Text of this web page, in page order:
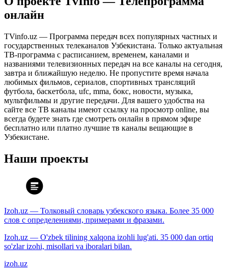
онлайн
TVinfo.uz — Программа передач всех популярных частных и
государственных телеканалов Узбекистана. Только актуальная
ТВ-программа с расписанием, временем, каналами и
названиями телевизионных передач на все каналы на сегодня,
завтра и ближайшую неделю. Не пропустите время начала
любимых фильмов, сериалов, спортивных трансляций
футбола, баскетбола, ufc, mma, бокс, новости, музыка,
мультфильмы и другие передачи. Для вашего удобства на
сайте все ТВ каналы имеют ссылку на просмотр online, вы
всегда будете знать где смотреть онлайн в прямом эфире
бесплатно или платно лучшие тв каналы вещающие в
Узбекистане.
Наши проекты
Izoh.uz — Толковый словарь узбекского языка. Более 35 000
слов с определениями, примерами и фразами.
Izoh.uz — O'zbek tilining xalqona izohli lug'ati. 35 000 dan ortiq
so'zlar izohi, misollari va iboralari bilan.
izoh.uz